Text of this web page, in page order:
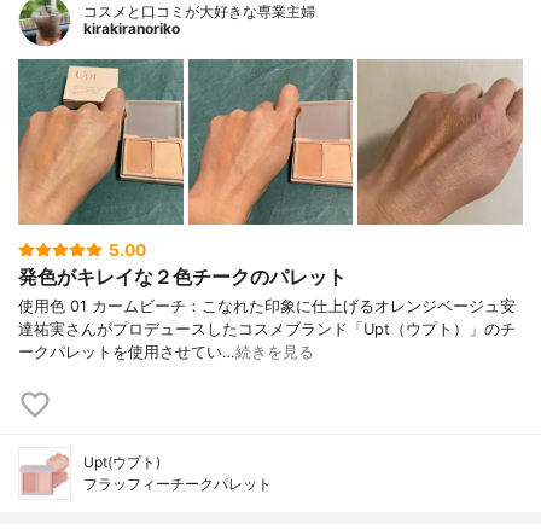
コスメと口コミが大好きな専業主婦
kirakiranoriko
5.00
発色がキレイな２色チークのパレット
使用色 01 カームビーチ：こなれた印象に仕上げるオレンジベージュ安
達祐実さんがプロデュースしたコスメブランド「Upt（ウプト）」のチ
ークパレットを使用させてい…続きを見る
Upt(ウプト)
フラッフィーチークパレット